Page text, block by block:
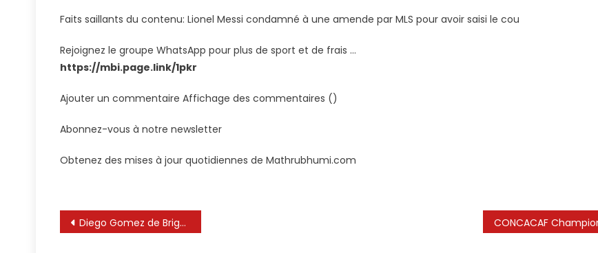
Opposé
Faits saillants du contenu: Lionel Messi condamné à une amende par MLS pour avoir saisi le cou
Rejoignez le groupe WhatsApp pour plus de sport et de frais …
https://mbi.page.link/1pkr
Ajouter un commentaire Affichage des commentaires ()
Abonnez-vous à notre newsletter
Obtenez des mises à jour quotidiennes de Mathrubhumi.com
Navigation
Diego Gomez de Brighton révèle l’influence de Lionel Messi